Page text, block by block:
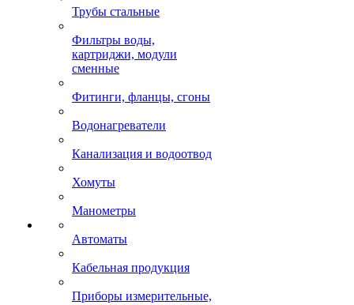
Трубы стальные
Фильтры воды,
картриджи, модули
сменные
Фитинги, фланцы, сгоны
Водонагреватели
Канализация и водоотвод
Хомуты
Манометры
Автоматы
Кабельная продукция
Приборы измерительные,